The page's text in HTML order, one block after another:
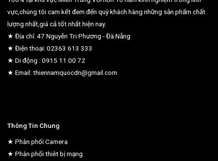
vực,chúng tôi cam kết đem đến quý khách hàng những sản phẩm chất
lượng nhất,giá cả tốt nhất hiện nay.
★ Địa chỉ: 47 Nguyễn Tri Phương - Đà Nẵng
★ Điện thoại: 02363 613 333
★ Di động : 0915 11 00 72
★ Email: thiennamquocdn@gmail.com
Thông Tin Chung
★ Phân phối Camera
★ Phân phối thiêt bị mạng